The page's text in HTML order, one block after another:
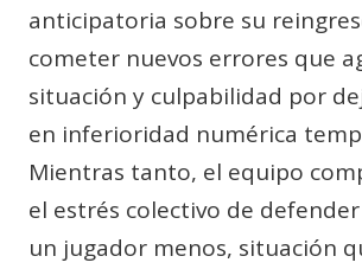
anticipatoria sobre su
cometer nuevos errores que
situación y culpabilidad por
en inferioridad numérica
Mientras tanto, el equipo
el estrés colectivo de
un jugador menos, situación